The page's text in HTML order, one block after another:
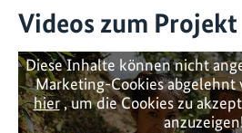
Videos zum Projekt
Diese Inhalte können nicht
Marketing-Cookies abgelehnt
hier, um die Cookies zu